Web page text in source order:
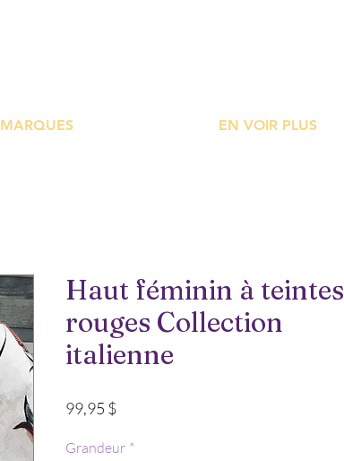
MARQUES EN VOIR PLUS
Haut féminin à teintes
rouges Collection
italienne
99,95 $Prix
Grandeur *